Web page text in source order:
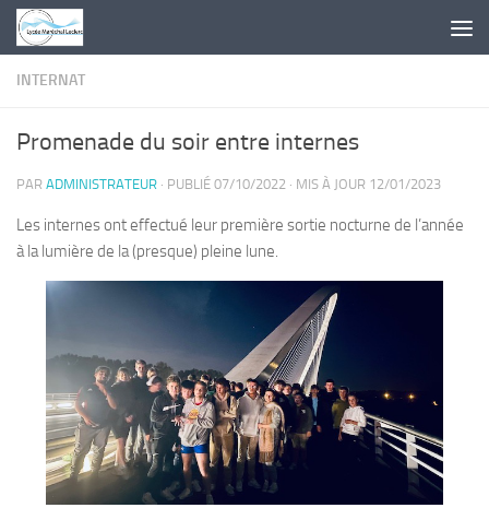
Skip to content
INTERNAT
Promenade du soir entre internes
PAR ADMINISTRATEUR · PUBLIÉ 07/10/2022 · MIS À JOUR 12/01/2023
Les internes ont effectué leur première sortie nocturne de l’année
à la lumière de la (presque) pleine lune.